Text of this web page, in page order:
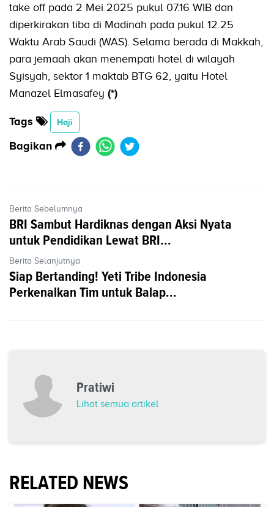
take off pada 2 Mei 2025 pukul 07.16 WIB dan
diperkirakan tiba di Madinah pada pukul 12.25
Waktu Arab Saudi (WAS). Selama berada di Makkah,
para jemaah akan menempati hotel di wilayah
Syisyah, sektor 1 maktab BTG 62, yaitu Hotel
Manazel Elmasafey (*)
Tags Haji
Bagikan
Berita Sebelumnya
BRI Sambut Hardiknas dengan Aksi Nyata
untuk Pendidikan Lewat BRI...
Berita Selanjutnya
Siap Bertanding! Yeti Tribe Indonesia
Perkenalkan Tim untuk Balap...
Pratiwi
Lihat semua artikel
RELATED NEWS